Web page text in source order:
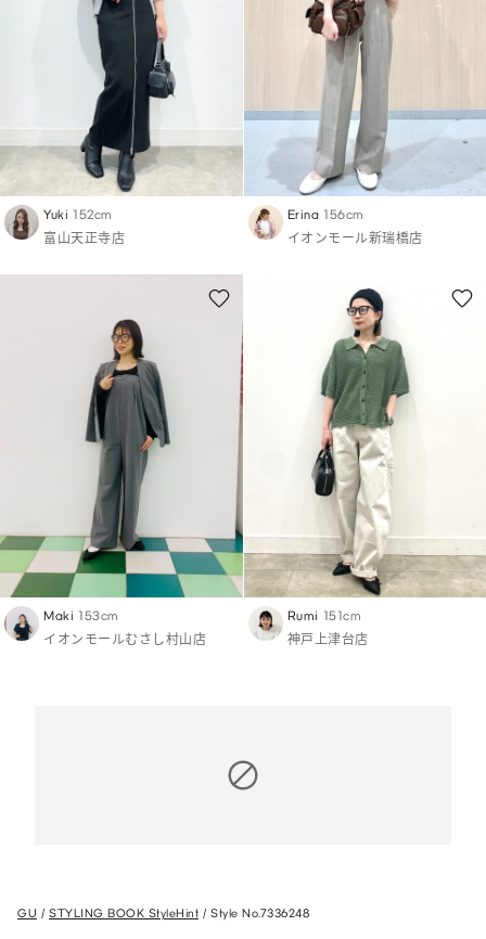
Yuki 152cm
富山天正寺店
Erina 156cm
イオンモール新瑞橋店
Maki 153cm
イオンモールむさし村山店
Rumi 151cm
神戸上津台店
GU STYLING BOOK StyleHint Style No.7336248